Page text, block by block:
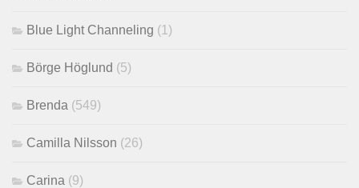
Blue Light Channeling (1)
Börge Höglund (5)
Brenda (549)
Camilla Nilsson (26)
Carina (9)